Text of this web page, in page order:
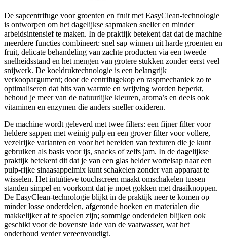
De sapcentrifuge voor groenten en fruit met EasyClean-technologie
is ontworpen om het dagelijkse sapmaken sneller en minder
arbeidsintensief te maken. In de praktijk betekent dat dat de machine
meerdere functies combineert: snel sap winnen uit harde groenten en
fruit, delicate behandeling van zachte producten via een tweede
snelheidsstand en het mengen van grotere stukken zonder eerst veel
snijwerk. De koeldruktechnologie is een belangrijk
verkoopargument; door de centrifugekop en raspmechaniek zo te
optimaliseren dat hits van warmte en wrijving worden beperkt,
behoud je meer van de natuurlijke kleuren, aroma’s en deels ook
vitaminen en enzymen die anders sneller oxideren.
De machine wordt geleverd met twee filters: een fijner filter voor
heldere sappen met weinig pulp en een grover filter voor vollere,
vezelrijke varianten en voor het bereiden van texturen die je kunt
gebruiken als basis voor ijs, snacks of zelfs jam. In de dagelijkse
praktijk betekent dit dat je van een glas helder wortelsap naar een
pulp-rijke sinaasappelmix kunt schakelen zonder van apparaat te
wisselen. Het intuïtieve touchscreen maakt omschakelen tussen
standen simpel en voorkomt dat je moet gokken met draaiknoppen.
De EasyClean-technologie blijkt in de praktijk neer te komen op
minder losse onderdelen, afgeronde hoeken en materialen die
makkelijker af te spoelen zijn; sommige onderdelen blijken ook
geschikt voor de bovenste lade van de vaatwasser, wat het
onderhoud verder vereenvoudigt.